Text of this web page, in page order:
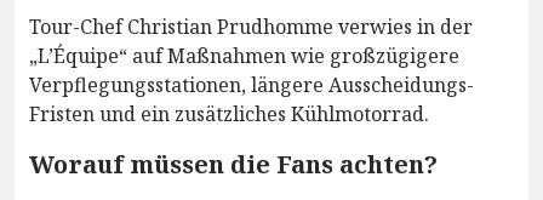
Tour-Chef Christian Prudhomme verwies in der
„L’Équipe“ auf Maßnahmen wie großzügigere
Verpflegungsstationen, längere Ausscheidungs-
Fristen und ein zusätzliches Kühlmotorrad.
Worauf müssen die Fans achten?